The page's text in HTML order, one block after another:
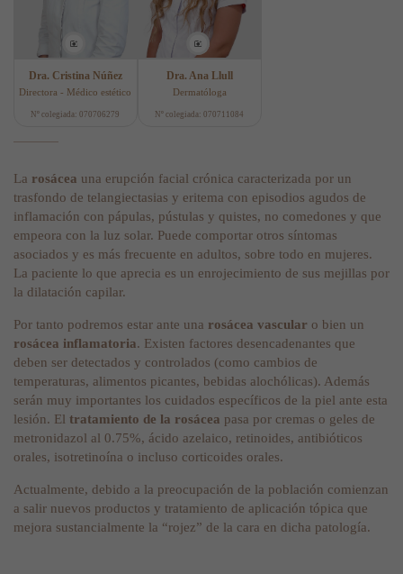
Dra. Cristina Núñez
Directora - Médico estético
Nº colegiada: 070706279
Dra. Ana Llull
Dermatóloga
Nº colegiada: 070711084
La rosácea una erupción facial crónica caracterizada por un
trasfondo de telangiectasias y eritema con episodios agudos de
inflamación con pápulas, pústulas y quistes, no comedones y que
empeora con la luz solar. Puede comportar otros síntomas
asociados y es más frecuente en adultos, sobre todo en mujeres.
La paciente lo que aprecia es un enrojecimiento de sus mejillas por
la dilatación capilar.
Por tanto podremos estar ante una rosácea vascular o bien un
rosácea inflamatoria. Existen factores desencadenantes que
deben ser detectados y controlados (como cambios de
temperaturas, alimentos picantes, bebidas alochólicas). Además
serán muy importantes los cuidados específicos de la piel ante esta
lesión. El tratamiento de la rosácea pasa por cremas o geles de
metronidazol al 0.75%, ácido azelaico, retinoides, antibióticos
orales, isotretinoína o incluso corticoides orales.
Actualmente, debido a la preocupación de la población comienzan
a salir nuevos productos y tratamiento de aplicación tópica que
mejora sustancialmente la “rojez” de la cara en dicha patología.